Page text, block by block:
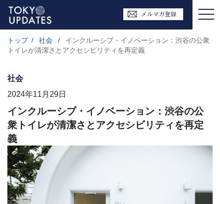
トップ / 社会 /
インクルーシブ・イノベーション：渋谷の公衆
トイレが清潔さとアクセシビリティを再定義
社会
2024年11月29日
インクルーシブ・イノベーション：渋谷の公
衆トイレが清潔さとアクセシビリティを再定
義